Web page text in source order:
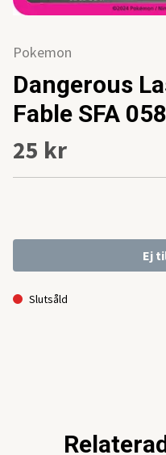
Pokemon
Dangerous
Fable SFA
25 kr
Ej
Slutsåld